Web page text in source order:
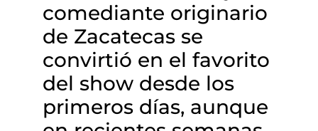
comediante originario
de Zacatecas se
convirtió en el favorito
del show desde los
primeros días, aunque